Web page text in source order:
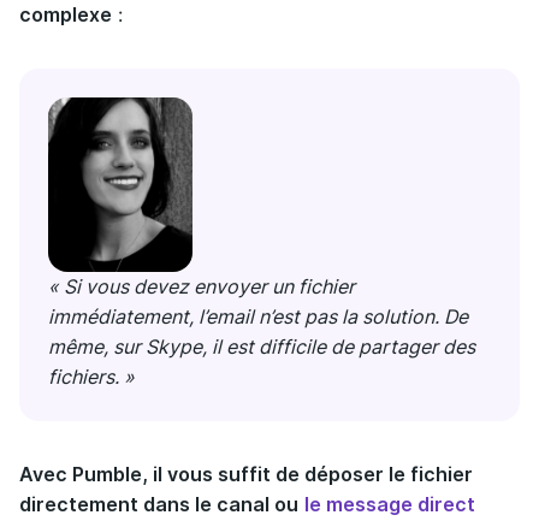
complexe :
« Si vous devez envoyer un fichier
immédiatement, l’email n’est pas la solution. De
même, sur Skype, il est difficile de partager des
fichiers. »
Avec Pumble, il vous suffit de déposer le fichier
directement dans le canal ou le message direct